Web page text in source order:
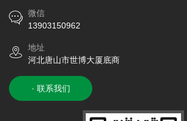
微信
13903150962
地址
河北唐山市世博大厦底商
· 联系我们